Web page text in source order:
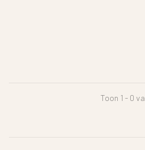
Toon 1 - 0